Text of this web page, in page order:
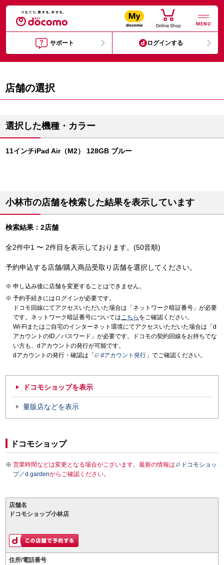
MENU
サポート ログインする
店舗の選択
選択した機種・カラー
11インチiPad Air（M2） 128GB ブルー
小林市の店舗を検索した結果を表示しています
検索結果：2店舗
全2件中1 〜 2件目を表示しております。(50音順)
予約申込する店舗/購入商品受取り店舗を選択してください。
申し込み後に店舗を変更することはできません。
予約手続きにはログインが必要です。
ドコモ回線にてアクセスいただいた場合は「ネットワーク暗証番号」が必要
です。ネットワーク暗証番号についてはこちら をご確認ください。
Wi-Fiまたはご自宅のインターネット環境にてアクセスいただいた場合は「d
アカウントのID／パスワード」が必要です。ドコモの契約回線をお持ちでな
い方も、dアカウントの発行が可能です。
dアカウントの発行・確認は「
dアカウント発行 」でご確認ください。
ドコモショップを表示
量販店などを表示
ドコモショップ
営業時間などは変更となる場合がございます。最新の情報は
ドコモショッ
プ／d gardenからご確認ください。
店舗名
ドコモショップ小林店
住所/電話番号